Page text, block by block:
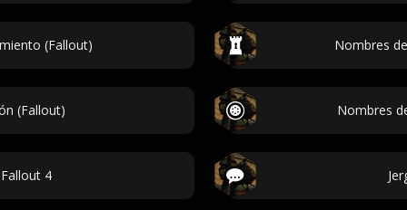
(Fallout) Nombres
(Fallout) Nombres
4